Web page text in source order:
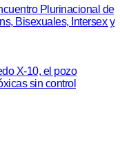
Plurinacional de
Bisexuales, Intersex y
X-10, el pozo
sin control